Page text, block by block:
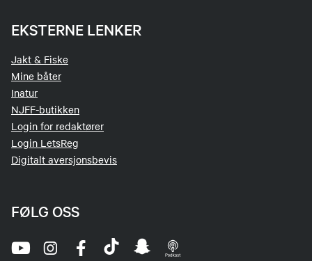
EKSTERNE LENKER
Jakt & Fiske
Mine båter
Inatur
NJFF-butikken
Login for redaktører
Login LetsReg
Digitalt aversjonsbevis
FØLG OSS